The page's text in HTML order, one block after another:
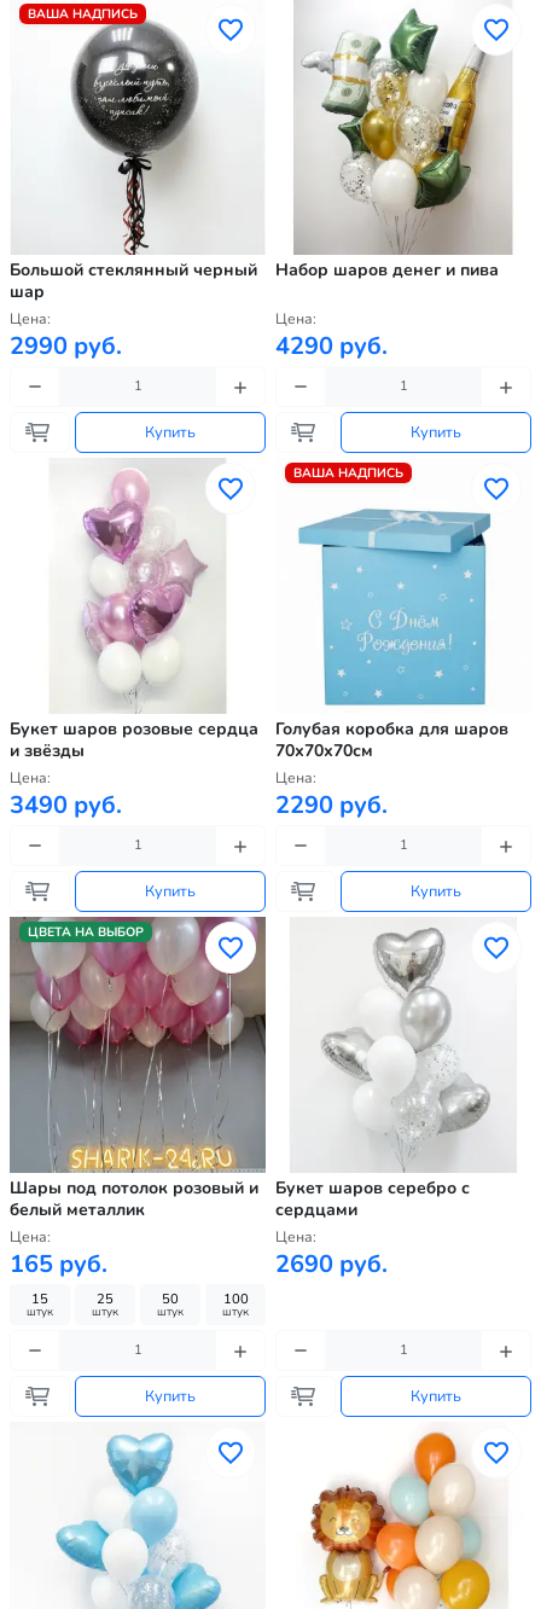
ВАША НАДПИСЬ
Большой стеклянный черный
шар
Цена:
2990 руб.
Купить
Набор шаров денег и пива
Цена:
4290 руб.
Купить
Букет шаров розовые сердца
и звёзды
Цена:
3490 руб.
Купить
ВАША НАДПИСЬ
Голубая коробка для шаров
70х70х70см
Цена:
2290 руб.
Купить
ЦВЕТА НА ВЫБОР
Шары под потолок розовый и
белый металлик
Цена:
165 руб.
15
штук
25
штук
50
штук
100
штук
Купить
Букет шаров серебро с
сердцами
Цена:
2690 руб.
Купить